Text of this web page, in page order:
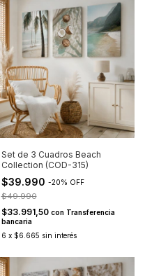
Set de 3 Cuadros Beach
Collection (COD-315)
$39.990 -20% OFF
$49.990
$33.991,50 con Transferencia
bancaria
6 x $6.665 sin interés